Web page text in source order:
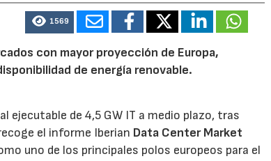
1569
con mayor proyección de Europa,
de energía renovable.
de 4,5 GW IT a medio plazo, tras
el informe Iberian Data Center Market
uno de los principales polos europeos para el